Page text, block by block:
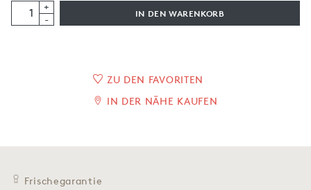
+
-
IN DEN WARENKORB
ZU DEN FAVORITEN
IN DER NÄHE KAUFEN
Frischegarantie